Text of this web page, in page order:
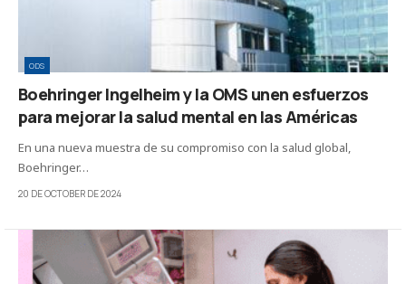
ODS
Boehringer Ingelheim y la OMS unen esfuerzos
para mejorar la salud mental en las Américas
En una nueva muestra de su compromiso con la salud global,
Boehringer…
20 DE OCTOBER DE 2024